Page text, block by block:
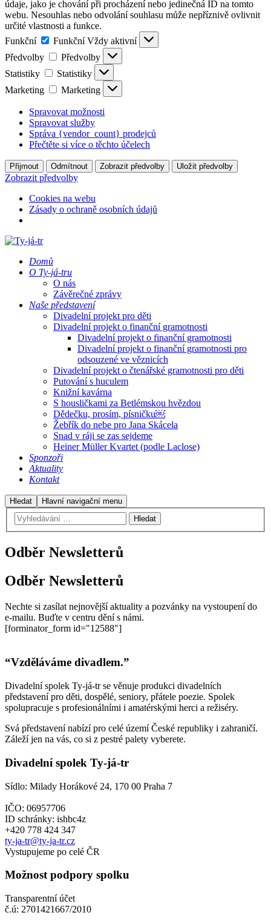
údaje, jako je chování při procházení nebo jedinečná ID na tomto
webu. Nesouhlas nebo odvolání souhlasu může nepříznivě ovlivnit
určité vlastnosti a funkce.
Funkční
Funkční Vždy aktivní
Předvolby
Předvolby
Statistiky
Statistiky
Marketing
Marketing
Spravovat možnosti
Spravovat služby
Správa {vendor_count} prodejců
Přečtěte si více o těchto účelech
Přijmout Odmítnout Zobrazit předvolby Uložit předvolby
Zobrazit předvolby
Cookies na webu
Zásady o ochraně osobních údajů
Domů
O Ty-já-tru
O nás
Závěrečné zprávy
Naše představení
Divadelní projekt pro děti
Divadelní projekt o finanční gramotnosti
Divadelní projekt o finanční gramotnosti
Divadelní projekt o finanční gramotnosti pro
odsouzené ve věznicích
Divadelní projekt o čtenářské gramotnosti pro děti
Putování s huculem
Knižní kavárna
S housličkami za Betlémskou hvězdou
Dědečku, prosím, písničku￼
Žebřík do nebe pro Jana Skácela
Snad v ráji se zas sejdeme
Heiner Müller Kvartet (podle Laclose)
Sponzoři
Aktuality
Kontakt
Hledat Hlavní navigační menu
Odběr Newsletterů
Odběr Newsletterů
Nechte si zasílat nejnovější aktuality a pozvánky na vystoupení do
e-mailu. Buďte v centru dění s námi.
[forminator_form id="12588"]
“Vzděláváme divadlem.”
Divadelní spolek Ty-já-tr se věnuje produkci divadelních
představení pro děti, dospělé, seniory, přátele poezie. Spolek
spolupracuje s profesionálními i amatérskými herci a režiséry.
Svá představení nabízí pro celé území České republiky i zahraničí.
Záleží jen na vás, co si z pestré palety vyberete.
Divadelní spolek Ty-já-tr
Sídlo: Milady Horákové 24, 170 00 Praha 7
IČO: 06957706
ID schránky: ishbc4z
+420 778 424 347
ty-ja-tr@ty-ja-tr.cz
Vystupujeme po celé ČR
Možnost podpory spolku
Transparentní účet
č.ú: 2701421667/2010